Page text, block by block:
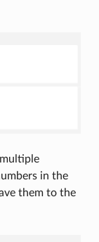
in the
them to the